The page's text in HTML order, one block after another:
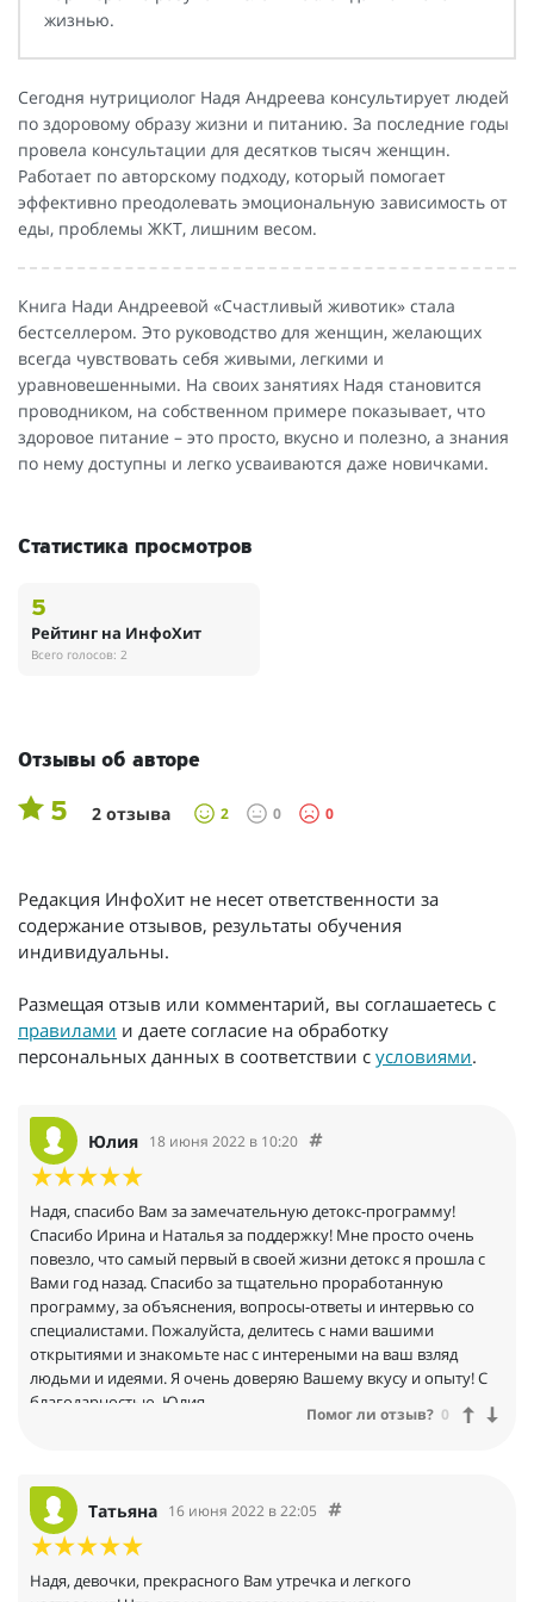
жизнью.
Сегодня нутрициолог Надя Андреева консультирует людей
по здоровому образу жизни и питанию. За последние годы
провела консультации для десятков тысяч женщин.
Работает по авторскому подходу, который помогает
эффективно преодолевать эмоциональную зависимость от
еды, проблемы ЖКТ, лишним весом.
Книга Нади Андреевой «Счастливый животик» стала
бестселлером. Это руководство для женщин, желающих
всегда чувствовать себя живыми, легкими и
уравновешенными. На своих занятиях Надя становится
проводником, на собственном примере показывает, что
здоровое питание – это просто, вкусно и полезно, а знания
по нему доступны и легко усваиваются даже новичками.
Статистика просмотров
5
Рейтинг на ИнфоХит
Всего голосов: 2
Отзывы об авторе
5 2 отзыва 2 0 0
Редакция ИнфоХит не несет ответственности за
содержание отзывов, результаты обучения
индивидуальны.
Размещая отзыв или комментарий, вы соглашаетесь с
правилами и даете согласие на обработку
персональных данных в соответствии с условиями.
Юлия 18 июня 2022 в 10:20
Надя, спасибо Вам за замечательную детокс-программу!
Спасибо Ирина и Наталья за поддержку! Мне просто очень
повезло, что самый первый в своей жизни детокс я прошла с
Вами год назад. Спасибо за тщательно проработанную
программу, за объяснения, вопросы-ответы и интервью со
специалистами. Пожалуйста, делитесь с нами вашими
открытиями и знакомьте нас с интереными на ваш взляд
людьми и идеями. Я очень доверяю Вашему вкусу и опыту! С
благодарностью, Юлия.
Помог ли отзыв? 0
Татьяна 16 июня 2022 в 22:05
Надя, девочки, прекрасного Вам утречка и легкого